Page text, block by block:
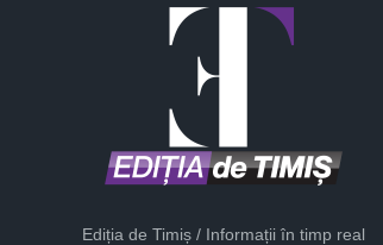
Ediția de Timiș / Informații în timp real